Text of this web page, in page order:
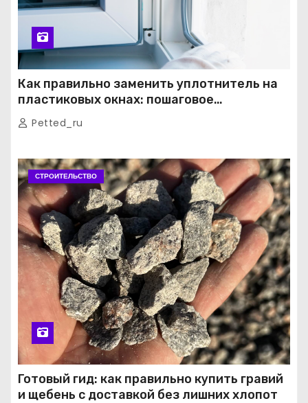
Как правильно заменить уплотнитель на
пластиковых окнах: пошаговое
руководство от экспертов
Petted_ru
СТРОИТЕЛЬСТВО
Готовый гид: как правильно купить гравий
и щебень с доставкой без лишних хлопот